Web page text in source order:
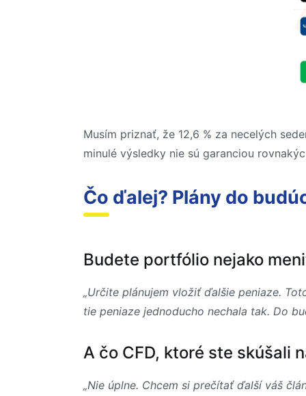
Musím priznať, že 12,6 % za necelých
minulé výsledky nie sú garanciou
Čo ďalej? Plány do
Budete portfólio nejako
„Určite plánujem vložiť ďalšie peniaze.
tie peniaze jednoducho nechala tak. Do
A čo CFD, ktoré ste skúšali
„Nie úplne. Chcem si prečítať ďalší váš